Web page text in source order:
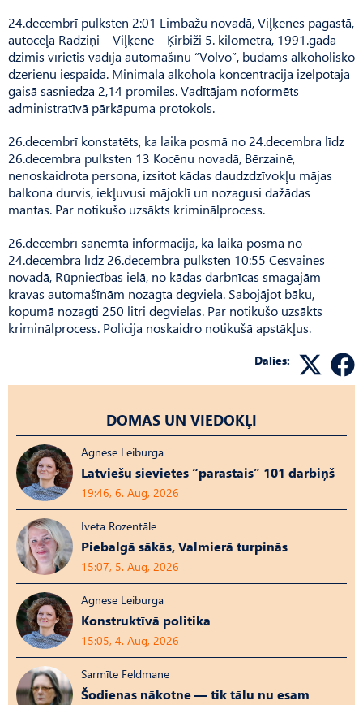
24.decembrī pulksten 2:01 Limbažu novadā, Viļķenes pagastā,
autoceļa Radziņi – Viļķene – Ķirbiži 5. kilometrā, 1991.gadā
dzimis vīrietis vadīja automašīnu “Volvo”, būdams alkoholisko
dzērienu iespaidā. Minimālā alkohola koncentrācija izelpotajā
gaisā sasniedza 2,14 promiles. Vadītājam noformēts
administratīvā pārkāpuma protokols.
26.decembrī konstatēts, ka laika posmā no 24.decembra līdz
26.decembra pulksten 13 Kocēnu novadā, Bērzainē,
nenoskaidrota persona, izsitot kādas daudzdzīvokļu mājas
balkona durvis, iekļuvusi mājoklī un nozagusi dažādas
mantas. Par notikušo uzsākts kriminālprocess.
26.decembrī saņemta informācija, ka laika posmā no
24.decembra līdz 26.decembra pulksten 10:55 Cesvaines
novadā, Rūpniecības ielā, no kādas darbnīcas smagajām
kravas automašīnām nozagta degviela. Sabojājot bāku,
kopumā nozagti 250 litri degvielas. Par notikušo uzsākts
kriminālprocess. Policija noskaidro notikušā apstākļus.
Dalies:
DOMAS UN VIEDOKĻI
Agnese Leiburga
Latviešu sievietes “parastais” 101 darbiņš
19:46, 6. Aug, 2026
Iveta Rozentāle
Piebalgā sākās, Valmierā turpinās
15:07, 5. Aug, 2026
Agnese Leiburga
Konstruktīvā politika
15:05, 4. Aug, 2026
Sarmīte Feldmane
Šodienas nākotne — tik tālu nu esam